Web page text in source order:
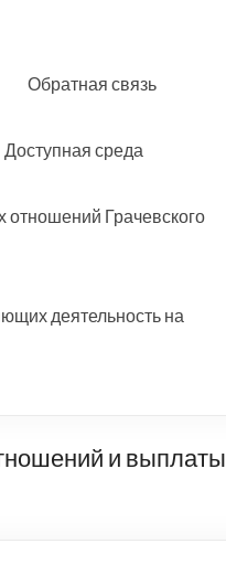
Обратная связь
Доступная среда
отношений Грачевского
деятельность на
и выплаты